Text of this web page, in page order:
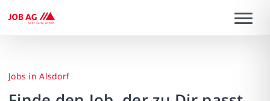
Jobs in Alsdorf